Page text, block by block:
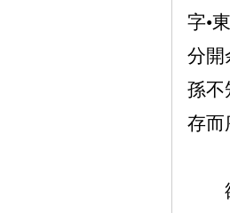
字•
分開
孫不
存而